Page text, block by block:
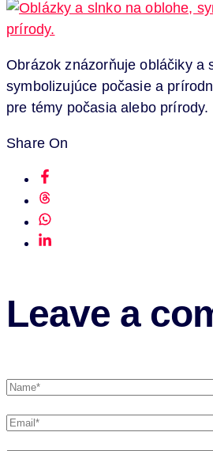
Obrázok znázorňuje obláčiky a
symbolizujúce počasie a
pre témy počasia alebo prírody.
Share On
Leave a